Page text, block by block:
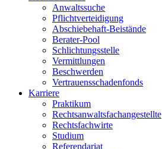
Anwaltssuche
Pflichtverteidigung
Abschiebehaft-Beistände
Berater-Pool
Schlichtungsstelle
Vermittlungen
Beschwerden
Vertrauensschadenfonds
Karriere
Praktikum
Rechtsanwalts­fachangestellte
Rechtsfachwirte
Studium
Referendariat